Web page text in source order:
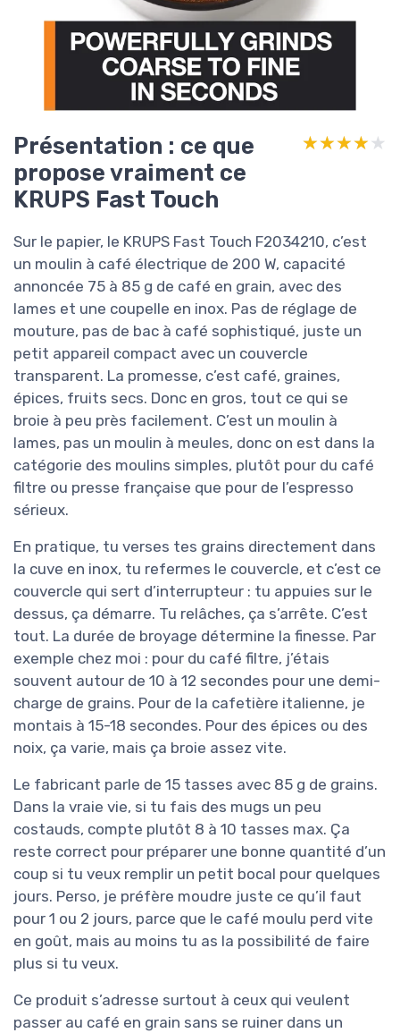
Présentation : ce que
propose vraiment ce
KRUPS Fast Touch
★★★★★
★★★★★
Sur le papier, le KRUPS Fast Touch F2034210, c’est
un moulin à café électrique de 200 W, capacité
annoncée 75 à 85 g de café en grain, avec des
lames et une coupelle en inox. Pas de réglage de
mouture, pas de bac à café sophistiqué, juste un
petit appareil compact avec un couvercle
transparent. La promesse, c’est café, graines,
épices, fruits secs. Donc en gros, tout ce qui se
broie à peu près facilement. C’est un moulin à
lames, pas un moulin à meules, donc on est dans la
catégorie des moulins simples, plutôt pour du café
filtre ou presse française que pour de l’espresso
sérieux.
En pratique, tu verses tes grains directement dans
la cuve en inox, tu refermes le couvercle, et c’est ce
couvercle qui sert d’interrupteur : tu appuies sur le
dessus, ça démarre. Tu relâches, ça s’arrête. C’est
tout. La durée de broyage détermine la finesse. Par
exemple chez moi : pour du café filtre, j’étais
souvent autour de 10 à 12 secondes pour une demi-
charge de grains. Pour de la cafetière italienne, je
montais à 15-18 secondes. Pour des épices ou des
noix, ça varie, mais ça broie assez vite.
Le fabricant parle de 15 tasses avec 85 g de grains.
Dans la vraie vie, si tu fais des mugs un peu
costauds, compte plutôt 8 à 10 tasses max. Ça
reste correct pour préparer une bonne quantité d’un
coup si tu veux remplir un petit bocal pour quelques
jours. Perso, je préfère moudre juste ce qu’il faut
pour 1 ou 2 jours, parce que le café moulu perd vite
en goût, mais au moins tu as la possibilité de faire
plus si tu veux.
Ce produit s’adresse surtout à ceux qui veulent
passer au café en grain sans se ruiner dans un